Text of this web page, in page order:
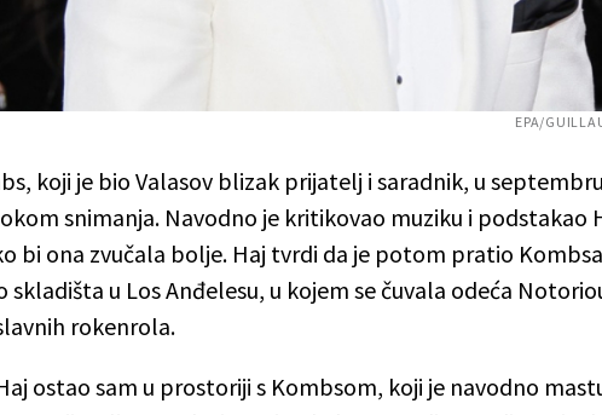
EPA/
koji je bio Valasov blizak prijatelj i saradnik, u
snimanja. Navodno je kritikovao muziku i podstakao
bi ona zvučala bolje. Haj tvrdi da je potom pratio
u Los Anđelesu, u kojem se čuvala odeća
rokenrola.
ostao sam u prostoriji s Kombsom, koji je navodno